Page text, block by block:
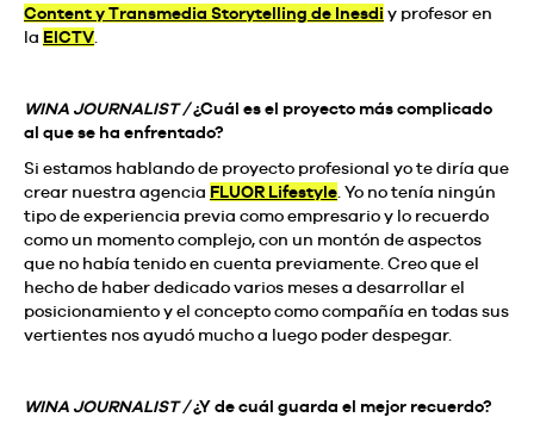
Content y Transmedia Storytelling de Inesdi y profesor en
la EICTV
WINA JOURNALIST /¿Cuál es el proyecto más complicado
al que se ha enfrentado?
Si estamos hablando de proyecto profesional yo te diría que
crear nuestra agencia FLUOR Lifestyle . Yo no tenía ningún
tipo de experiencia previa como empresario y lo recuerdo
como un momento complejo, con un montón de aspectos
que no había tenido en cuenta previamente. Creo que el
hecho de haber dedicado varios meses a desarrollar el
posicionamiento y el concepto como compañía en todas sus
vertientes nos ayudó mucho a luego poder despegar.
WINA JOURNALIST /¿Y de cuál guarda el mejor recuerdo?